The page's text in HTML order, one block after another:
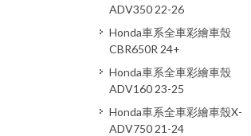
ADV350 22-26
Honda車系全車彩繪車殼
CBR650R 24+
Honda車系全車彩繪車殼
ADV160 23-25
Honda車系全車彩繪車殼X-
ADV750 21-24